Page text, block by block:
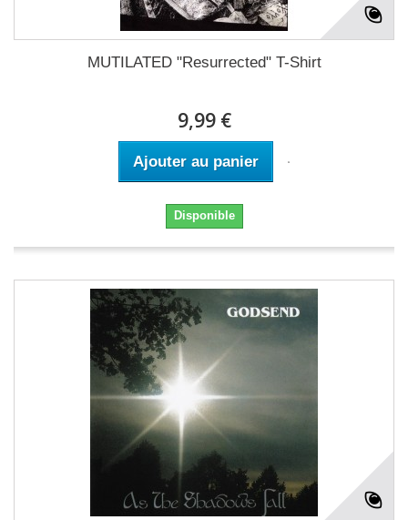
MUTILATED "Resurrected" T-Shirt
9,99 €
Ajouter au panier
Disponible